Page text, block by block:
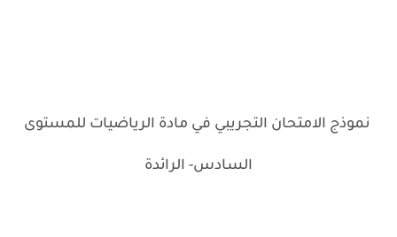
نموذج الامتحان التجريبي في مادة الرياضيات للمستوى
السادس- الرائدة